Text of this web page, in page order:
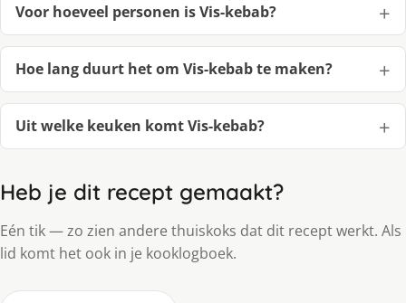
Voor hoeveel personen is Vis-kebab?
Hoe lang duurt het om Vis-kebab te maken?
Uit welke keuken komt Vis-kebab?
Heb je dit recept gemaakt?
Eén tik — zo zien andere thuiskoks dat dit recept werkt. Als
lid komt het ook in je kooklogboek.